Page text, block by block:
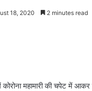
18, 2020 2 minutes read
कोरोना महामारी की चपेट में